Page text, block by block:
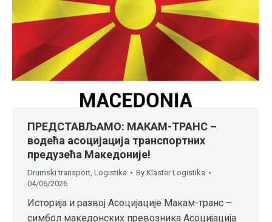
ПРЕДСТАВЉАМО: МАКАМ-ТРАНС –
водећа асоцијација транспортних
предузећа Македоније!
Drumski transport Logistika By Klaster Logistika
04/06/2026
Историја и развој Асоцијације Макам-транс –
симбол македонских превозника Асоцијација